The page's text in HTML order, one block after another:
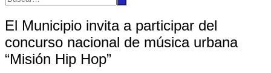
El Municipio invita a participar del
concurso nacional de música urbana
“Misión Hip Hop”